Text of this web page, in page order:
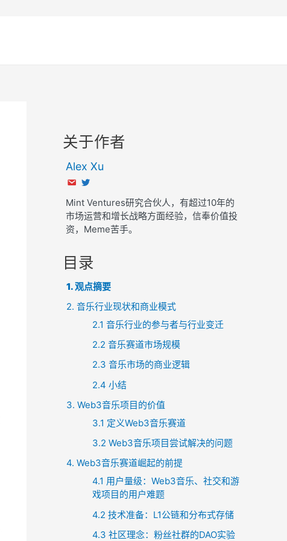
关于作者
Alex Xu
Mint Ventures研究合伙人，有超过10年的
市场运营和增长战略方面经验，信奉价值投
资，Meme苦手。
目录
1. 观点摘要
2. 音乐行业现状和商业模式
2.1 音乐行业的参与者与行业变迁
2.2 音乐赛道市场规模
2.3 音乐市场的商业逻辑
2.4 小结
3. Web3音乐项目的价值
3.1 定义Web3音乐赛道
3.2 Web3音乐项目尝试解决的问题
4. Web3音乐赛道崛起的前提
4.1 用户量级：Web3音乐、社交和游
戏项目的用户难题
4.2 技术准备：L1公链和分布式存储
4.3 社区理念：粉丝社群的DAO实验